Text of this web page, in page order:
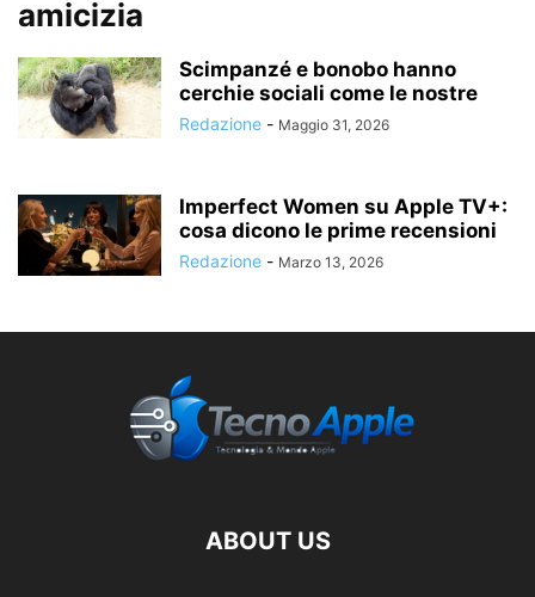
amicizia
Scimpanzé e bonobo hanno
cerchie sociali come le nostre
Redazione - Maggio 31, 2026
Imperfect Women su Apple TV+:
cosa dicono le prime recensioni
Redazione - Marzo 13, 2026
ABOUT US